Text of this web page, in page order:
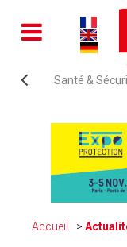
Santé &
Accueil